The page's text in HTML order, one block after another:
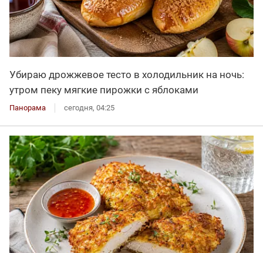
Убираю дрожжевое тесто в холодильник на ночь:
утром пеку мягкие пирожки с яблоками
Панорама сегодня, 04:25